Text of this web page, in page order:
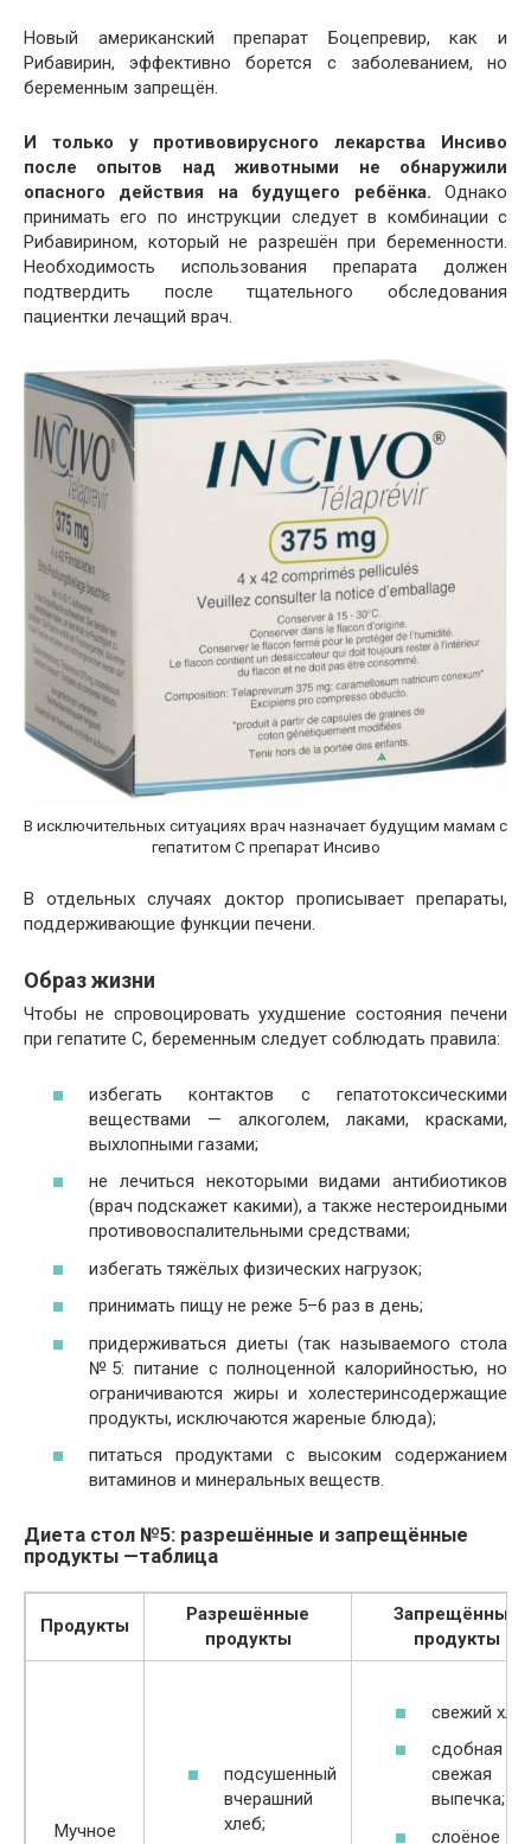
Новый американский препарат Боцепревир, как и
Рибавирин, эффективно борется с заболеванием, но
беременным запрещён.
И только у противовирусного лекарства Инсиво
после опытов над животными не обнаружили
опасного действия на будущего ребёнка. Однако
принимать его по инструкции следует в комбинации с
Рибавирином, который не разрешён при беременности.
Необходимость использования препарата должен
подтвердить после тщательного обследования
пациентки лечащий врач.
В исключительных ситуациях врач назначает будущим мамам с
гепатитом С препарат Инсиво
В отдельных случаях доктор прописывает препараты,
поддерживающие функции печени.
Образ жизни
Чтобы не спровоцировать ухудшение состояния печени
при гепатите С, беременным следует соблюдать правила:
избегать контактов с гепатотоксическими
веществами — алкоголем, лаками, красками,
выхлопными газами;
не лечиться некоторыми видами антибиотиков
(врач подскажет какими), а также нестероидными
противовоспалительными средствами;
избегать тяжёлых физических нагрузок;
принимать пищу не реже 5–6 раз в день;
придерживаться диеты (так называемого стола
№5: питание с полноценной калорийностью, но
ограничиваются жиры и холестеринсодержащие
продукты, исключаются жареные блюда);
питаться продуктами с высоким содержанием
витаминов и минеральных веществ.
Диета стол №5: разрешённые и запрещённые
продукты —таблица
Продукты
Разрешённые
продукты
Запрещённые
продукты
Мучное
подсушенный
вчерашний
хлеб;
свежий
сдобная и
свежая
выпечка;
слоёное